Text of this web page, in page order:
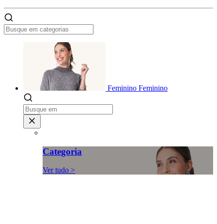
Feminino Feminino
Categoria
Ver tudo >